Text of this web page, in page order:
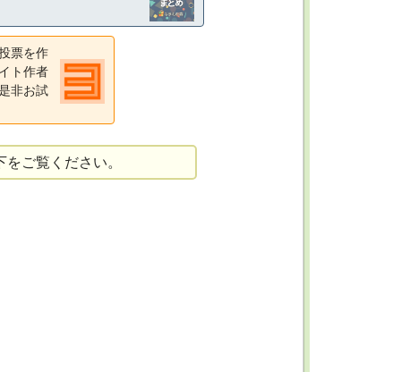
票を作
ト作者
非お試
ご覧ください。